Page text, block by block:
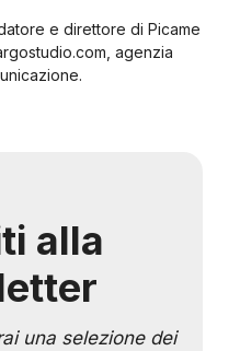
e direttore di Picame
agenzia
alla
una selezione dei